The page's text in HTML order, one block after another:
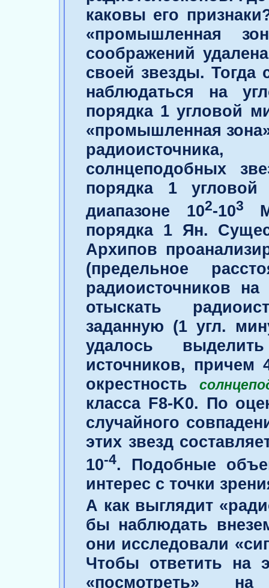
каковы его
«промышленная
соображений
своей звезды. Тогда
наблюдаться на
порядка 1 угловой
«промышленная
солнцеподобных
порядка 1
диапазоне 102-103
порядка 1 Ян.
Архипов
(предельное
радиоисточников
отыскать
заданную (1 угл.
удалось
источников, причем
окрестность
класса F8-K0. По
случайного
этих звезд
10-4. Подобные
интерес с точки
А как выглядит
бы наблюдать
они исследовали
Чтобы ответить на
«посмотреть»